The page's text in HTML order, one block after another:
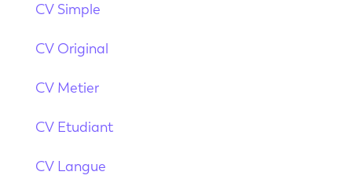
CV Simple
CV Original
CV Metier
CV Etudiant
CV Langue